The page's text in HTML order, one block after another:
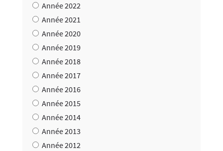
Année 2022
Année 2021
Année 2020
Année 2019
Année 2018
Année 2017
Année 2016
Année 2015
Année 2014
Année 2013
Année 2012